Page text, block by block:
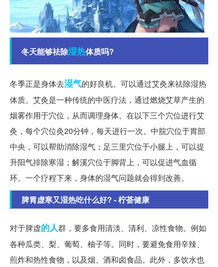
冬天能够祛除湿热体质吗?
冬季正是身体去湿气的好良机。可以通过艾灸来祛除湿热
体质。艾灸是一种传统的中医疗法，通过燃烧艾草产生的
烟雾作用于穴位，从而调理身体。在以下三个穴位进行艾
灸，每个穴位灸20分钟，每天进行一次。中脘穴位于胃部
中央，可以帮助消除湿气；足三里穴位于小腿上，可以提
升阳气排除寒湿；解溪穴位于脚背上，可以促进气血循
环。一个疗程下来，身体的湿气问题就会得到改善。
脾胃虚寒又湿热吃什么好? - 柠荟健康
对于脾虚的人群，要多食用清淡、清利、凉性食物。例如
各种瓜类、梨、葡萄、柚子等。同时，要避免食用辛辣、
煎炸和热性食物，以及烟、酒和卤食品。此外，多饮水也